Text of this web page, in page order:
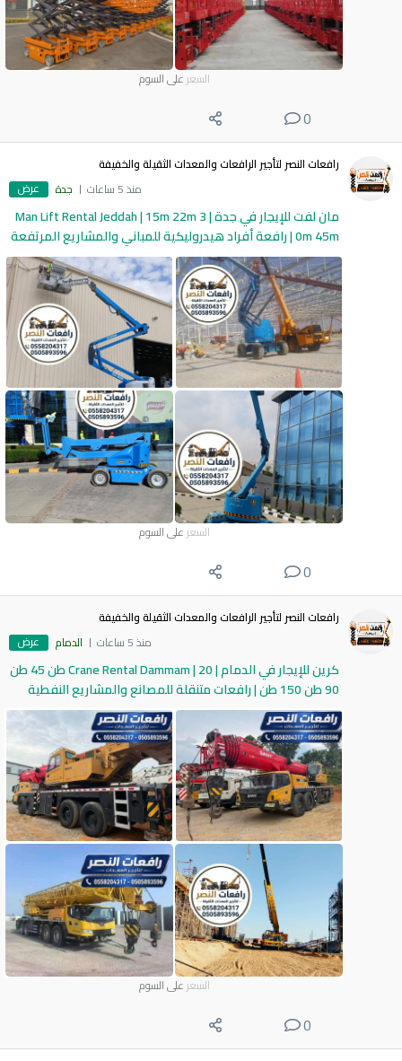
السعر على السوم
0
رافعات النصر لتأجير الرافعات والمعدات الثقيلة والخفيفة
منذ 5 ساعات
جدة عرض
مان لفت للإيجار في جدة | Man Lift Rental Jeddah | 15m 22m 3
0m 45m | رافعة أفراد هيدروليكية للمباني والمشاريع المرتفعة
السعر على السوم
0
رافعات النصر لتأجير الرافعات والمعدات الثقيلة والخفيفة
منذ 5 ساعات
الدمام عرض
كرين للإيجار في الدمام | Crane Rental Dammam | 20 طن 45 طن
90 طن 150 طن | رافعات متنقلة للمصانع والمشاريع النفطية
السعر على السوم
0